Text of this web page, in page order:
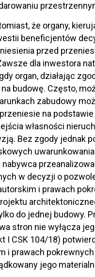
że organy,
beneficjentów
przed
dla inwestora
organ, działając
budowę. Często,
zabudowy
na
własności
Bez zgody jednak
w decyzji o
i prawach
do jednej budowy.
stron nie wyłącza
I CSK 104/18)
i prawach
jego